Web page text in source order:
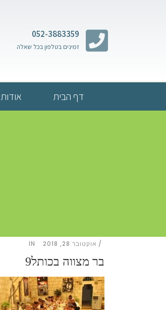
052-3883359
זמינים בטלפון בכל שאלה
דף הבית אודות
אוקטובר 28, 2018 IN
בר מצווה בכותל9